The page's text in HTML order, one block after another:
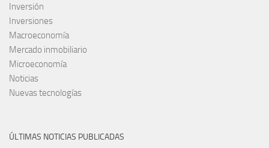
Inversión
Inversiones
Macroeconomía
Mercado inmobiliario
Microeconomía
Noticias
Nuevas tecnologías
ÚLTIMAS NOTICIAS PUBLICADAS